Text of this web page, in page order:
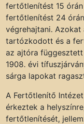
fertőtlenítést 15
fertőtlenítést 24
végrehajtani.
tartózkodott és a
az ajtóra
1908. évi
sárga lapokat
A Fertőtlenítő
érkeztek a
fertőtlenítését,